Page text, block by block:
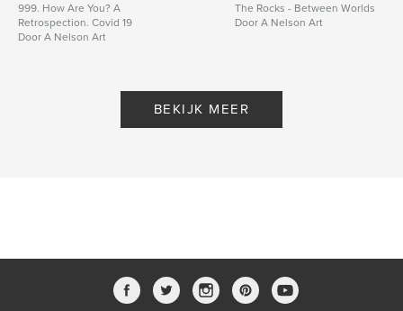
999. How Are You? A
Retrospection. Covid 19
Door A Nelson Art
The Rocks - Between Worlds
Door A Nelson Art
BEKIJK MEER